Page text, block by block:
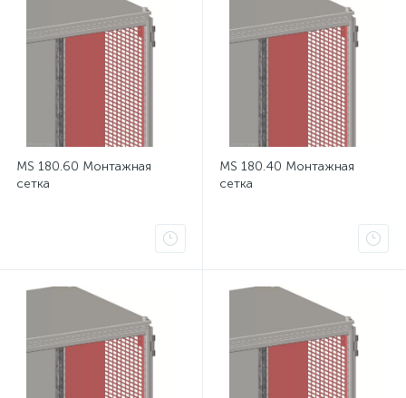
MS 180.60 Монтажная
сетка
MS 180.40 Монтажная
сетка